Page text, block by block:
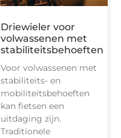
Driewieler voor
volwassenen met
stabiliteitsbehoeften
Voor volwassenen met
stabiliteits- en
mobiliteitsbehoeften
kan fietsen een
uitdaging zijn.
Traditionele